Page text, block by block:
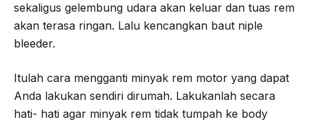
sekaligus gelembung udara akan keluar dan tuas rem
akan terasa ringan. Lalu kencangkan baut niple
bleeder.
Itulah cara mengganti minyak rem motor yang dapat
Anda lakukan sendiri dirumah. Lakukanlah secara
hati- hati agar minyak rem tidak tumpah ke body